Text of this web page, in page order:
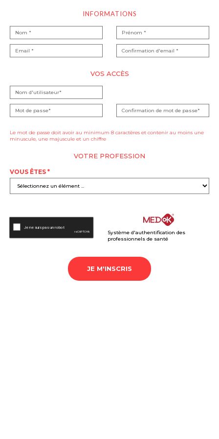
INFORMATIONS
VOS ACCÈS
Le mot de passe doit avoir au minimum 8 caractères et contenir au moins une
minuscule, une majuscule et un chiffre
VOTRE PROFESSION
VOUS ÊTES *
Système d'authentification des
professionnels de santé
JE M'INSCRIS